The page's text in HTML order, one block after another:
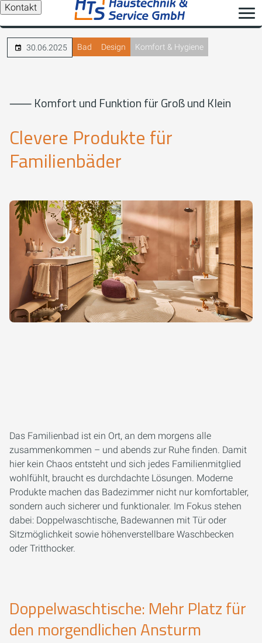
Kontakt
30.06.2025 Bad Design Komfort & Hygiene
⸺ Komfort und Funktion für Groß und Klein
Clevere Produkte für
Familienbäder
Das Familienbad ist ein Ort, an dem morgens alle
zusammenkommen – und abends zur Ruhe finden. Damit
hier kein Chaos entsteht und sich jedes Familienmitglied
wohlfühlt, braucht es durchdachte Lösungen. Moderne
Produkte machen das Badezimmer nicht nur komfortabler,
sondern auch sicherer und funktionaler. Im Fokus stehen
dabei: Doppelwaschtische, Badewannen mit Tür oder
Sitzmöglichkeit sowie höhenverstellbare Waschbecken
oder Tritthocker.
Doppelwaschtische: Mehr Platz für
den morgendlichen Ansturm